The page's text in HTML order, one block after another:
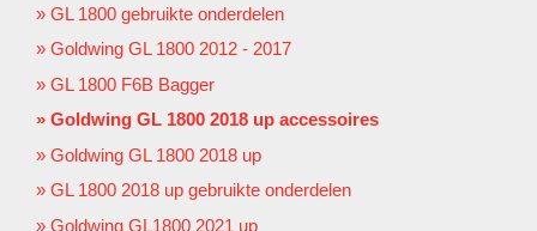
GL 1800 gebruikte onderdelen
Goldwing GL 1800 2012 - 2017
GL 1800 F6B Bagger
Goldwing GL 1800 2018 up accessoires
Goldwing GL 1800 2018 up
GL 1800 2018 up gebruikte onderdelen
Goldwing GL1800 2021 up